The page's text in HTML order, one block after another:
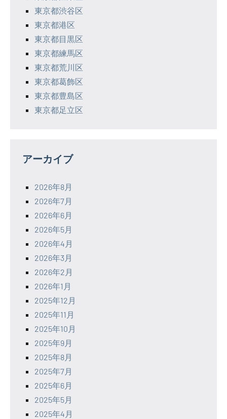
東京都渋谷区
東京都港区
東京都目黒区
東京都練馬区
東京都荒川区
東京都葛飾区
東京都豊島区
東京都足立区
アーカイブ
2026年8月
2026年7月
2026年6月
2026年5月
2026年4月
2026年3月
2026年2月
2026年1月
2025年12月
2025年11月
2025年10月
2025年9月
2025年8月
2025年7月
2025年6月
2025年5月
2025年4月